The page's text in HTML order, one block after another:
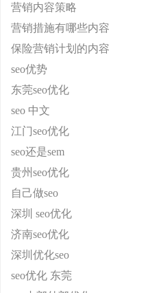
营销内容策略
营销措施有哪些内容
保险营销计划的内容
seo优势
东莞seo优化
seo 中文
江门seo优化
seo还是sem
贵州seo优化
自己做seo
深圳 seo优化
济南seo优化
深圳优化seo
seo优化 东莞